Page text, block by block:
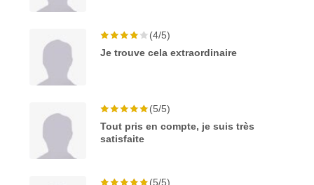
(4/5)
Je trouve cela extraordinaire
(5/5)
Tout pris en compte, je suis très
satisfaite
(5/5)